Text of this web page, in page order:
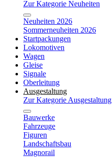
Zur Kategorie Neuheiten
Neuheiten 2026
Sommerneuheiten 2026
Startpackungen
Lokomotiven
Wagen
Gleise
Signale
Oberleitung
Ausgestaltung
Zur Kategorie Ausgestaltung
Bauwerke
Fahrzeuge
Figuren
Landschaftsbau
Magnorail